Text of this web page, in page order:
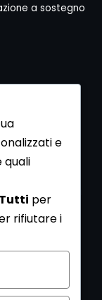
a sostegno
realizzata
nostra
aver letto
al trattamento
e
quali
per
rifiutare i